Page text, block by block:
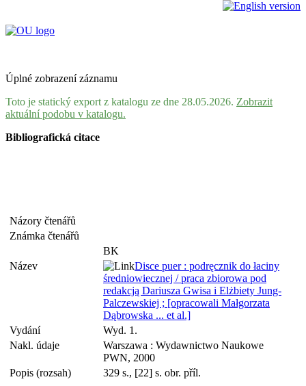
Úplné zobrazení záznamu
Toto je statický export z katalogu ze dne 28.05.2026. Zobrazit
aktuální podobu v katalogu.
Bibliografická citace
Názory čtenářů
Známka čtenářů
BK
Název
Disce puer : podręcznik do łaciny
średniowiecznej / praca zbiorowa pod
redakcją Dariusza Gwisa i Elżbiety Jung-
Palczewskiej ; [opracowali Małgorzata
Dąbrowska ... et al.]
Vydání
Wyd. 1.
Nakl. údaje
Warszawa : Wydawnictwo Naukowe
PWN, 2000
Popis (rozsah)
329 s., [22] s. obr. příl.